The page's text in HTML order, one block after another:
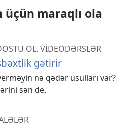
maraqlı ola
OL. VİDEODƏRSLƏR
gətirir
nə qədər üsulları var?
sən de.